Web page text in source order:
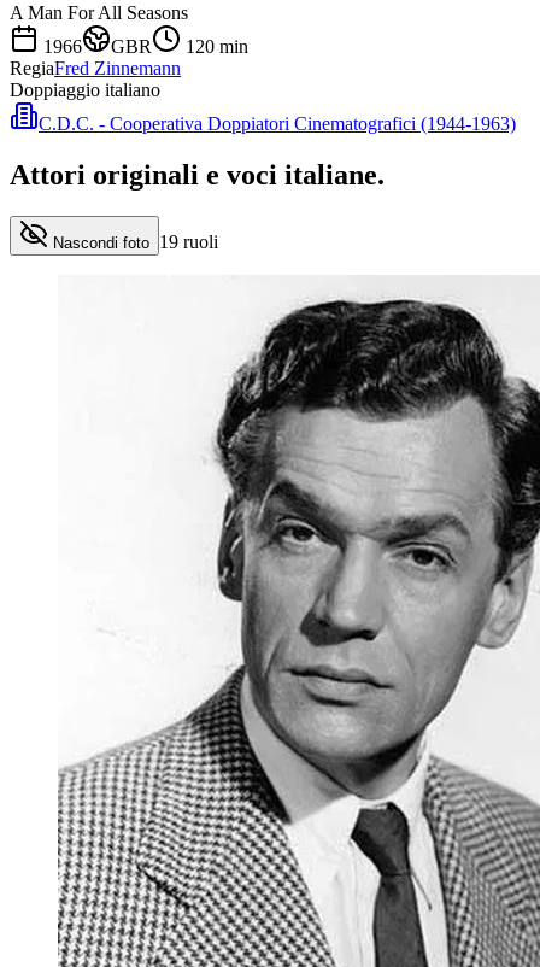
A Man For All Seasons
1966
GBR 120 min
RegiaFred Zinnemann
Doppiaggio italiano
C.D.C. - Cooperativa Doppiatori Cinematografici (1944-1963)
Attori originali e voci italiane.
Nascondi foto 19 ruoli